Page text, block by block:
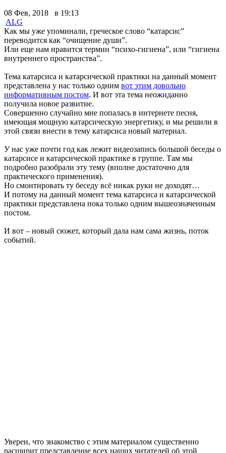
08 Фев, 2018 в 19:13
ALG
Как мы уже упоминали, греческое слово “катарсис”
переводится как “очищение души”.
Или еще нам нравится термин “психо-гигиена”, или “гигиена
внутреннего пространства”.
Тема катарсиса и катарсической практики на данный момент
представлена у нас только одним вот этим довольно
информативным постом. И вот эта тема неожиданно
получила новое развитие.
Совершенно случайно мне попалась в интернете песня,
имеющая мощную катарсическую энергетику, и мы решили в
этой связи внести в тему катарсиса новый материал.
У нас уже почти год как лежит видеозапись большой беседы о
катарсисе и катарсической практике в группе. Там мы
подробно разобрали эту тему (вполне достаточно для
практического применения).
Но смонтировать ту беседу всё никак руки не доходят…
И потому на данный момент тема катарсиса и катарсической
практики представлена пока только одним вышеозначенным
постом.
И вот – новый сюжет, который дала нам сама жизнь, поток
событий.
Уверен, что знакомство с этим материалом существенно
расширит представление всех наших читателей об этой